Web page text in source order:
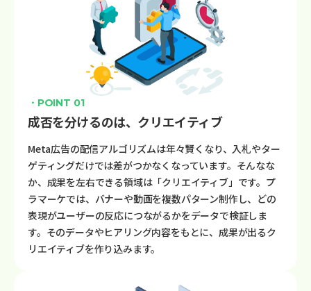
・POINT 01
成否を分けるのは、クリエイティブ
Meta広告の配信アルゴリズムは年々賢くなり、入札やター
ゲティングだけでは差がつかなくなっています。そんなな
か、成果を左右できる領域は「クリエイティブ」です。プ
ラマーケでは、バナーや動画を複数パターン制作し、どの
表現がユーザーの反応につながるかをデータで検証しま
す。そのデータやヒアリング内容をもとに、成果が出るク
リエイティブを作り込みます。